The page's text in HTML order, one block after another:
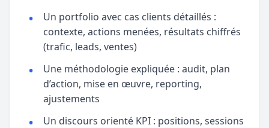
Un portfolio avec cas clients détaillés :
contexte, actions menées, résultats chiffrés
(trafic, leads, ventes)
Une méthodologie expliquée : audit, plan
d’action, mise en œuvre, reporting,
ajustements
Un discours orienté KPI : positions, sessions